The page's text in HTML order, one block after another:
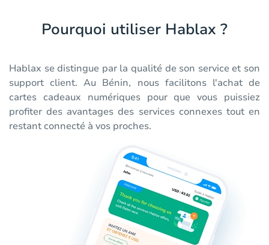
Pourquoi utiliser Hablax ?
Hablax se distingue par la qualité de son service et son
support client. Au Bénin, nous facilitons l'achat de
cartes cadeaux numériques pour que vous puissiez
profiter des avantages des services connexes tout en
restant connecté à vos proches.